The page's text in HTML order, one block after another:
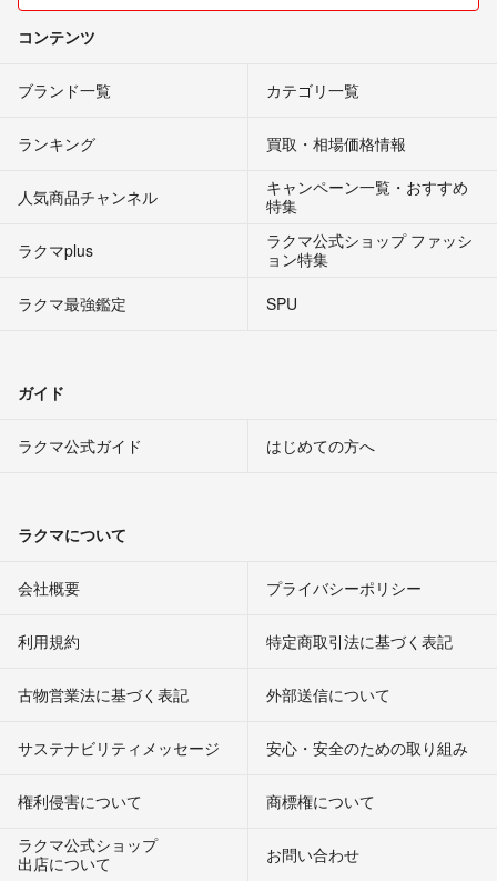
コンテンツ
ブランド一覧 カテゴリ一覧
ランキング 買取・相場価格情報
人気商品チャンネル
キャンペーン一覧・おすすめ
特集
ラクマplus
ラクマ公式ショップ ファッシ
ョン特集
ラクマ最強鑑定
SPU
ガイド
ラクマ公式ガイド はじめての方へ
ラクマについて
会社概要 プライバシーポリシー
利用規約 特定商取引法に基づく表記
古物営業法に基づく表記 外部送信について
サステナビリティメッセージ 安心・安全のための取り組み
権利侵害について
商標権について
ラクマ公式ショップ
出店について
お問い合わせ